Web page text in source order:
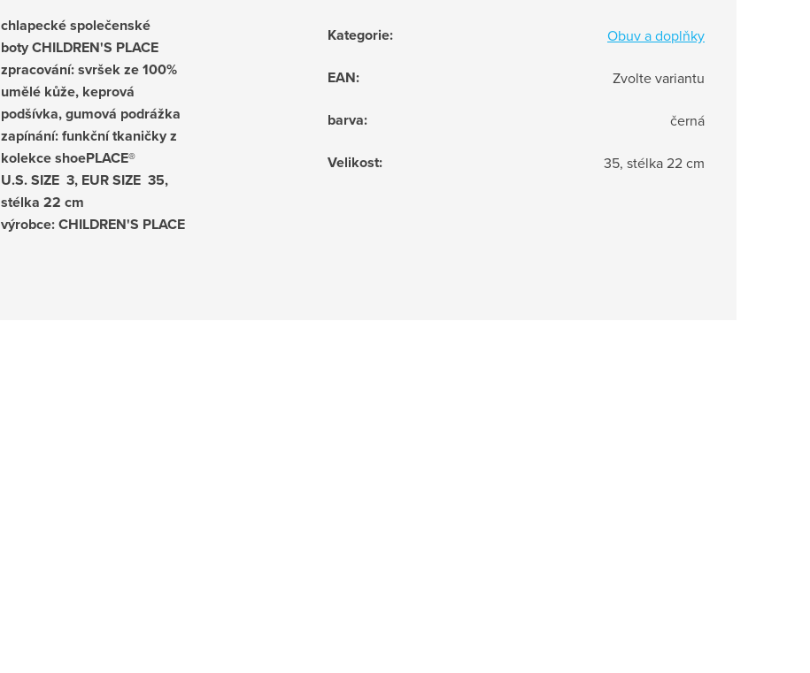
chlapecké společenské
boty CHILDREN'S PLACE
zpracování: svršek ze 100%
umělé kůže, keprová
podšívka, gumová podrážka
zapínání: funkční tkaničky z
kolekce shoePLACE®
U.S. SIZE 3, EUR SIZE 35,
stélka 22 cm
výrobce: CHILDREN'S PLACE
Kategorie: Obuv a doplňky
EAN: Zvolte variantu
barva: černá
Velikost: 35, stélka 22 cm